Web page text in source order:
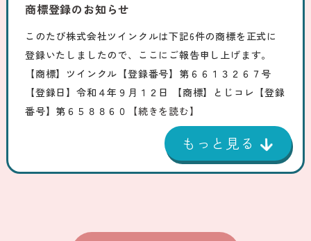
商標登録のお知らせ
このたび株式会社ツインクルは下記6件の商標を正式に
登録いたしましたので、ここにご報告申し上げます。
【商標】ツインクル【登録番号】第６６１３２６７号
【登録日】令和４年９月１２日 【商標】とじコレ【登録
番号】第６５８８６０
【続きを読む】